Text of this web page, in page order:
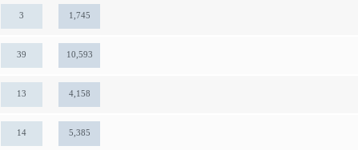
3 1,745
39 10,593
13 4,158
14 5,385